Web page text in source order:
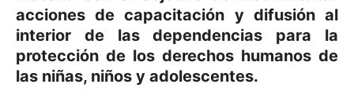
acciones de capacitación y difusión al
interior de las dependencias para la
protección de los derechos humanos de
las niñas, niños y adolescentes.